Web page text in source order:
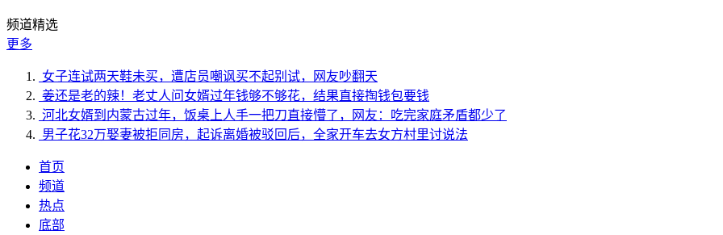
频道精选
更多
女子连试两天鞋未买，遭店员嘲讽买不起别试，网友吵翻天
姜还是老的辣！老丈人问女婿过年钱够不够花，结果直接掏钱包要钱
河北女婿到内蒙古过年，饭桌上人手一把刀直接懵了，网友：吃完家庭矛盾都少了
男子花32万娶妻被拒同房，起诉离婚被驳回后，全家开车去女方村里讨说法
首页
频道
热点
底部